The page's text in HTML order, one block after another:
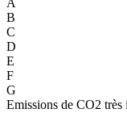
A
B
C
D
E
F
G
Emissions de CO2 très